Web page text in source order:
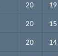
20 19
20 15
20 14